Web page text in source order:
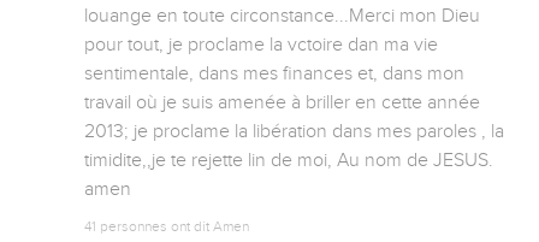
louange en toute circonstance...Merci mon Dieu
pour tout, je proclame la vctoire dan ma vie
sentimentale, dans mes finances et, dans mon
travail où je suis amenée à briller en cette année
2013; je proclame la libération dans mes paroles , la
timidite,,je te rejette lin de moi, Au nom de JESUS.
amen
41 personnes ont dit Amen